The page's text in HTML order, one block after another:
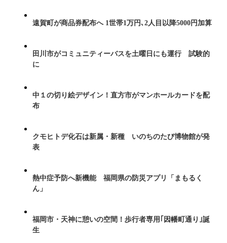
遠賀町が商品券配布へ 1世帯1万円､2人目以降5000円加算
田川市がコミュニティーバスを土曜日にも運行 試験的
に
中１の切り絵デザイン！直方市がマンホールカードを配
布
クモヒトデ化石は新属・新種 いのちのたび博物館が発
表
熱中症予防へ新機能 福岡県の防災アプリ「まもるく
ん」
福岡市・天神に憩いの空間！歩行者専用｢因幡町通り｣誕
生